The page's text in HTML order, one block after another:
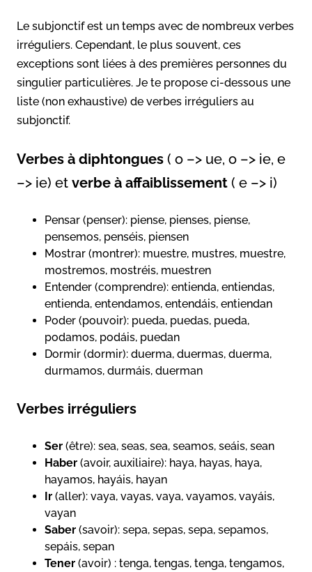
Le subjonctif est un temps avec de nombreux verbes
irréguliers. Cependant, le plus souvent, ces
exceptions sont liées à des premières personnes du
singulier particulières. Je te propose ci-dessous une
liste (non exhaustive) de verbes irréguliers au
subjonctif.
Verbes à diphtongues ( o –> ue, o –> ie, e
–> ie) et verbe à affaiblissement ( e –> i)
Pensar (penser): piense, pienses, piense,
pensemos, penséis, piensen
Mostrar (montrer): muestre, mustres, muestre,
mostremos, mostréis, muestren
Entender (comprendre): entienda, entiendas,
entienda, entendamos, entendáis, entiendan
Poder (pouvoir): pueda, puedas, pueda,
podamos, podáis, puedan
Dormir (dormir): duerma, duermas, duerma,
durmamos, durmáis, duerman
Verbes irréguliers
Ser (être): sea, seas, sea, seamos, seáis, sean
Haber (avoir, auxiliaire): haya, hayas, haya,
hayamos, hayáis, hayan
Ir (aller): vaya, vayas, vaya, vayamos, vayáis,
vayan
Saber (savoir): sepa, sepas, sepa, sepamos,
sepáis, sepan
Tener (avoir) : tenga, tengas, tenga, tengamos,